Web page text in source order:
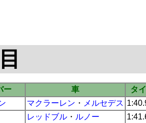
ー 車
タ
マクラーレン ・ メルセデス
レッドブル ・ ルノー